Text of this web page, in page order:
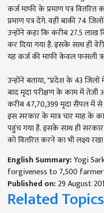
कर्ज माफी के प्रमाण पत्र
प्रमाण पत्र देंगे. वहीं बाकी 74
उन्होंने कहा कि करीब 27.5 लाख
कर दिया गया है. इसके साथ ही
यह कर्ज की माफी केवल फसली
उन्होंने बताया, "प्रदेश के 43
बाद मृदा परीक्षण के काम में
करीब 47,70,399 मृदा सैंपल में
इस सरकार के मात्र चार माह के
पहुंच गया है. इसके साथ ही
को वितरित करने का भी लक्ष्य
English Summary:Yogi
forgiveness to 7,500
Published on:29 August
Related Topics